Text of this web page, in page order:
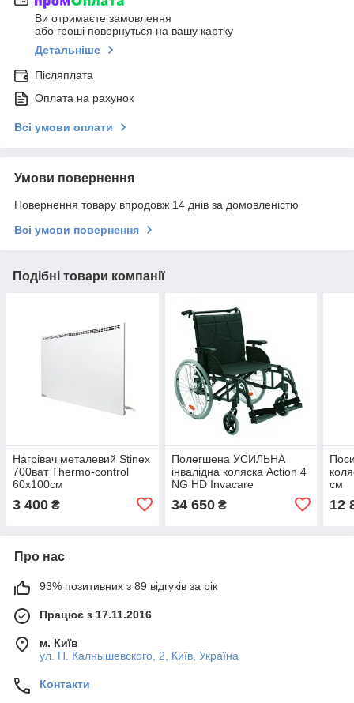
Ви отримаєте замовлення
або гроші повернуться на вашу картку
Детальніше
Післяплата
Оплата на рахунок
Всі умови оплати
Умови повернення
Повернення товару впродовж 14 днів за домовленістю
Всі умови повернення
Подібні товари компанії
Нагрівач металевий Stinex
700ват Thermo-control
60х100см
3 400 ₴
Полегшена УСИЛЬНА
інвалідна коляска Action 4
NG HD Invacare
34 650₴
см
12
Про нас
93% позитивних з 89 відгуків за рік
Працює з 17.11.2016
м. Київ
ул. П. Калнышевского, 2, Київ, Україна
Контакти